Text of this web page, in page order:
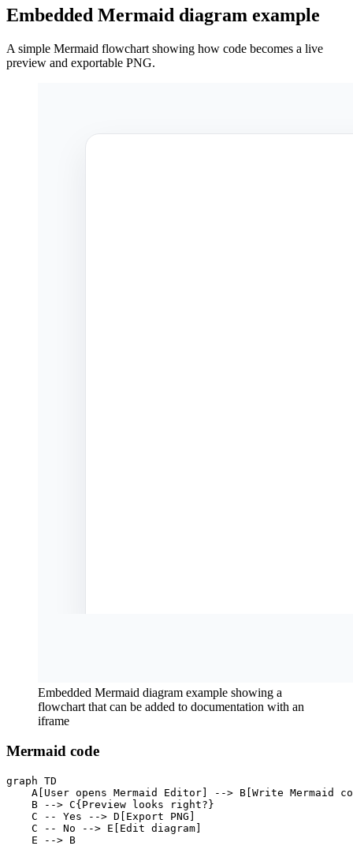
Embedded Mermaid diagram example
A simple Mermaid flowchart showing how code becomes a live
preview and exportable PNG.
Embedded Mermaid diagram example showing a
flowchart that can be added to documentation with an
iframe
Mermaid code
graph TD
A[User opens Mermaid Editor] --> B[Write Mermaid
    B --> C{Preview looks right?}
    C -- Yes --> D[Export PNG]
    C -- No --> E[Edit diagram]
    E --> B